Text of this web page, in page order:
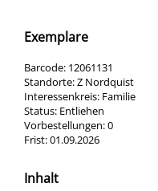
Exemplare
Barcode: 12061131
Standorte:Z Nordquist
Interessenkreis: Familie
Status: Entliehen
Vorbestellungen:0
Frist:01.09.2026
Inhalt